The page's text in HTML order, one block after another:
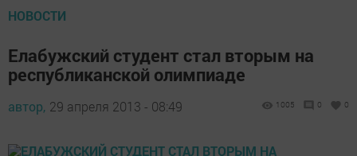
НОВОСТИ
Елабужский студент стал вторым на
республиканской олимпиаде
автор, 29 апреля 2013 - 08:49 1005 0 0